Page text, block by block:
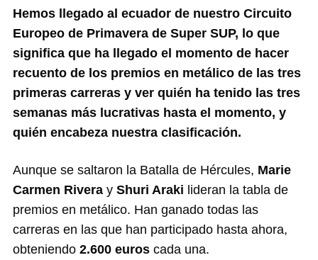
Hemos llegado al ecuador de nuestro Circuito
Europeo de Primavera de Super SUP, lo que
significa que ha llegado el momento de hacer
recuento de los premios en metálico de las tres
primeras carreras y ver quién ha tenido las tres
semanas más lucrativas hasta el momento, y
quién encabeza nuestra clasificación.
Aunque se saltaron la Batalla de Hércules, Marie
Carmen Riveray Shuri Araki lideran la tabla de
premios en metálico. Han ganado todas las
carreras en las que han participado hasta ahora,
obteniendo 2.600 euroscada una.